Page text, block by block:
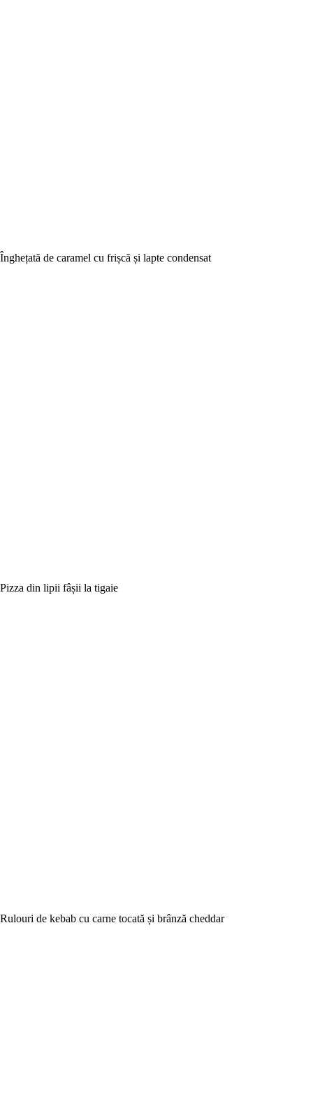
Înghețată de caramel cu frișcă și lapte condensat
Pizza din lipii fâșii la tigaie
Rulouri de kebab cu carne tocată și brânză cheddar